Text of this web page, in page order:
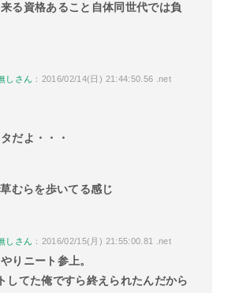
る資格あること自体同世代では負
しさん ：2016/02/14(日) 21:44:50.56 .net
だよ・・・
むらを歩いてる感じ
しさん ：2016/02/15(月) 21:55:00.81 .net
りニート参上。
してた俺ですら終えられたんだから